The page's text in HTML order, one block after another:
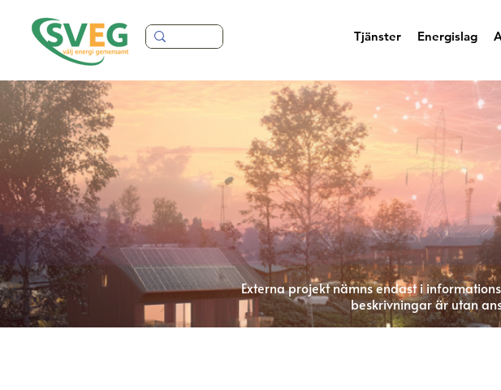
Tjänster Energislag
Externa projekt nämns endast i
beskrivningar är utan